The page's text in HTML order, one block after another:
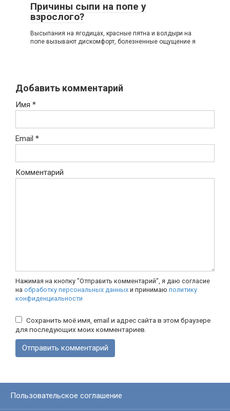
Причины сыпи на попе у
взрослого?
Высыпания на ягодицах, красные пятна и волдыри на
попе вызывают дискомфорт, болезненные ощущение я
Добавить комментарий
Имя *
Email *
Комментарий
Нажимая на кнопку "Отправить комментарий", я даю согласие
на обработку персональных данных и принимаю политику
конфиденциальности
Сохранить моё имя, email и адрес сайта в этом браузере
для последующих моих комментариев.
Пользовательское соглашение